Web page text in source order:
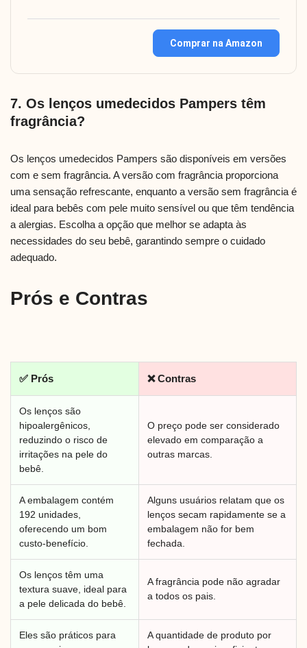
Comprar na Amazon
7. Os lenços umedecidos Pampers têm
fragrância?
Os lenços umedecidos Pampers são disponíveis em versões
com e sem fragrância. A versão com fragrância proporciona
uma sensação refrescante, enquanto a versão sem fragrância é
ideal para bebês com pele muito sensível ou que têm tendência
a alergias. Escolha a opção que melhor se adapta às
necessidades do seu bebê, garantindo sempre o cuidado
adequado.
Prós e Contras
✅ Prós ❌ Contras
Os lenços são
hipoalergênicos,
reduzindo o risco de
irritações na pele do
bebê.
O preço pode ser considerado
elevado em comparação a
outras marcas.
A embalagem contém
192 unidades,
oferecendo um bom
custo-benefício.
Alguns usuários relatam que os
lenços secam rapidamente se a
embalagem não for bem
fechada.
Os lenços têm uma
textura suave, ideal para
a pele delicada do bebê.
A fragrância pode não agradar
a todos os pais.
Eles são práticos para
A quantidade de produto por